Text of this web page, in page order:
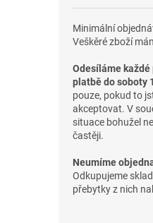
Minimální
Veškěré zboží
Odesíláme
platbě do soboty
pouze, pokud to
akceptovat. V
situace bohužel
častěji.
Neumíme
Odkupujeme
přebytky z nich